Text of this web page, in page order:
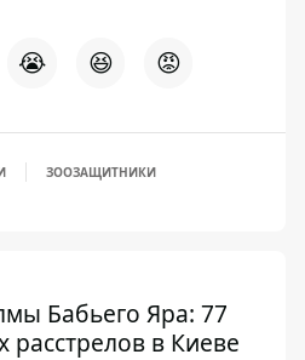
😭 😆 😡
ЗООЗАЩИТНИКИ
Бабьего Яра: 77
расстрелов в Киеве